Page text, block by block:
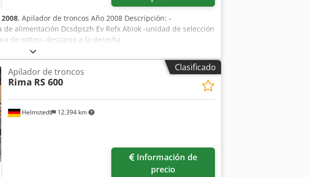
2008, Apilador de troncos Año 2008 Descripción: -
alimentación Dcsdpszh Ev Refx Abiok -unidad de selección
de volteo -descarga a la derecha
Clasificado
Helmstedt 12.394 km
Apilador de troncos
Rima RS 600
precio